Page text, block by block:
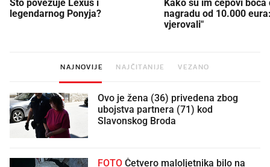
Što povezuje Lexus i
legendarnog Ponyja?
Kako su im čepovi boca
nagradu od 10.000
vjerovali"
NAJNOVIJE NAJČITANIJE VEZANO
Ovo je žena (36) privedena zbog
ubojstva partnera (71) kod
Slavonskog Broda
FOTO